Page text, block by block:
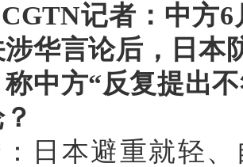
记者：中方
华言论后，日本
称中方“反复提出
日本避重就轻